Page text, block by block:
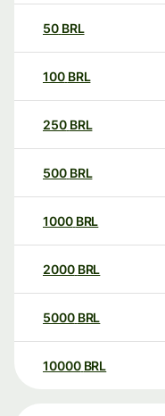
50 BRL
100 BRL
250 BRL
500 BRL
1000 BRL
2000 BRL
5000 BRL
10000 BRL